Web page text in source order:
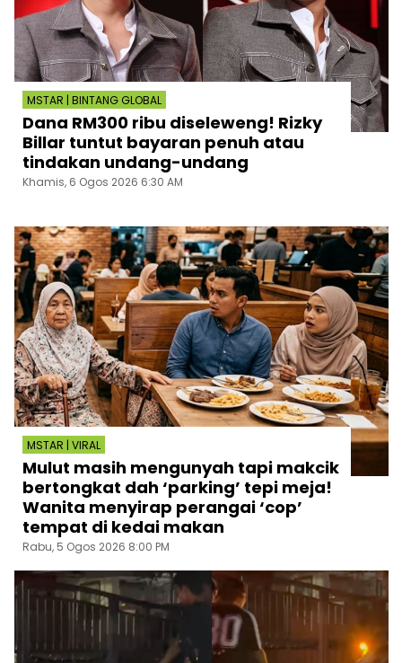
MSTAR | BINTANG GLOBAL
Dana RM300 ribu diseleweng! Rizky
Billar tuntut bayaran penuh atau
tindakan undang-undang
Khamis, 6 Ogos 2026 6:30 AM
MSTAR | VIRAL
Mulut masih mengunyah tapi makcik
bertongkat dah ‘parking’ tepi meja!
Wanita menyirap perangai ‘cop’
tempat di kedai makan
Rabu, 5 Ogos 2026 8:00 PM